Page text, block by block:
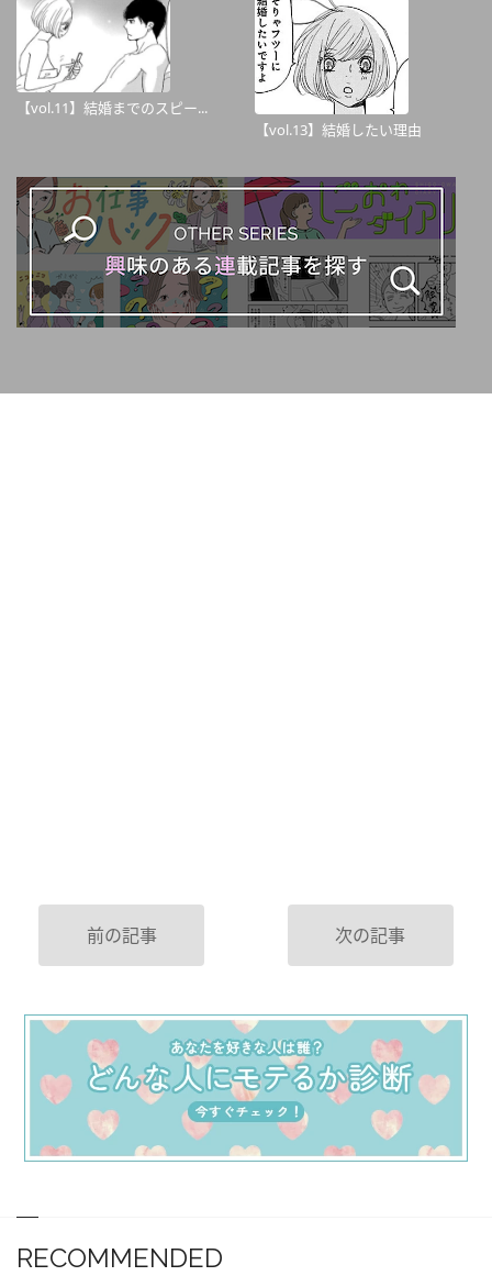
【vol.11】結婚までのスピー...
【vol.13】結婚したい理由
前の記事 次の記事
RECOMMENDED